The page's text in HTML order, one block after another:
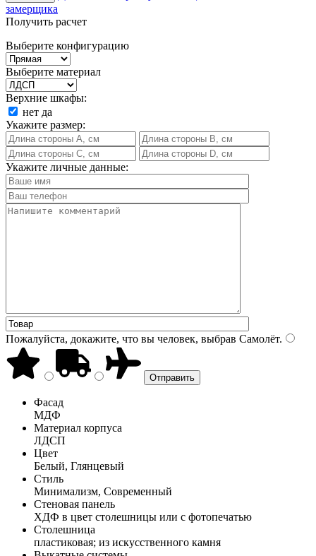
замерщика
Получить расчет
Выберите конфигурацию
Выберите материал
Верхние шкафы:
нет да
Укажите размер:
Укажите личные данные:
Пожалуйста, докажите, что вы человек, выбрав Самолёт.
Фасад
МДФ
Материал корпуса
ЛДСП
Цвет
Белый, Глянцевый
Стиль
Минимализм, Современный
Стеновая панель
ХДФ в цвет столешницы или с фотопечатью
Столешница
пластиковая; из искусственного камня